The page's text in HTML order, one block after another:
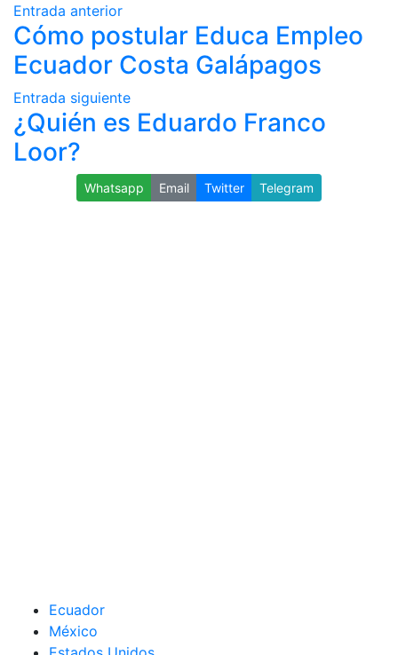
Entrada anterior
Cómo postular Educa Empleo
Ecuador Costa Galápagos
Entrada siguiente
¿Quién es Eduardo Franco
Loor?
Whatsapp Email Twitter Telegram
Ecuador
México